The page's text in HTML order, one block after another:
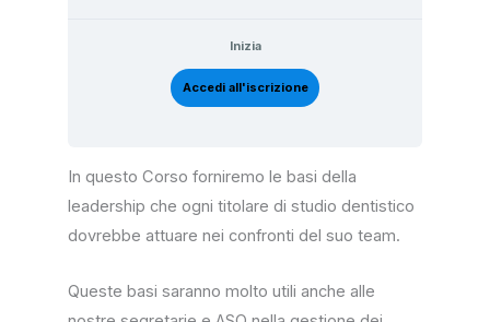
Inizia
Accedi all'iscrizione
In questo Corso forniremo le basi della
leadership che ogni titolare di studio dentistico
dovrebbe attuare nei confronti del suo team.
Queste basi saranno molto utili anche alle